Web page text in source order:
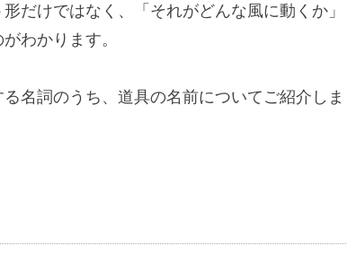
だけではなく、「それがどんな風に動くか」
わかります。
名詞のうち、道具の名前についてご紹介しま